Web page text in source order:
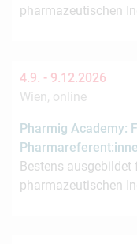
pharmazeutischen
4.9. - 9.12.2026
Wien, online
Pharmig Academy:
Bestens
pharmazeutischen